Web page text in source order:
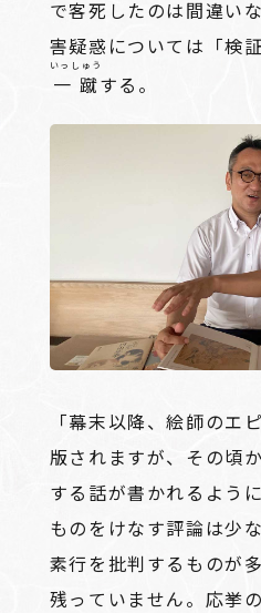
で客死したのは間違い
害疑惑については「検
一蹴
いっしゅう
する。
「幕末以降、絵師のエ
版されますが、その頃
する話が書かれるよう
ものをけなす評論は少
素行を批判するものが
残っていません。応挙